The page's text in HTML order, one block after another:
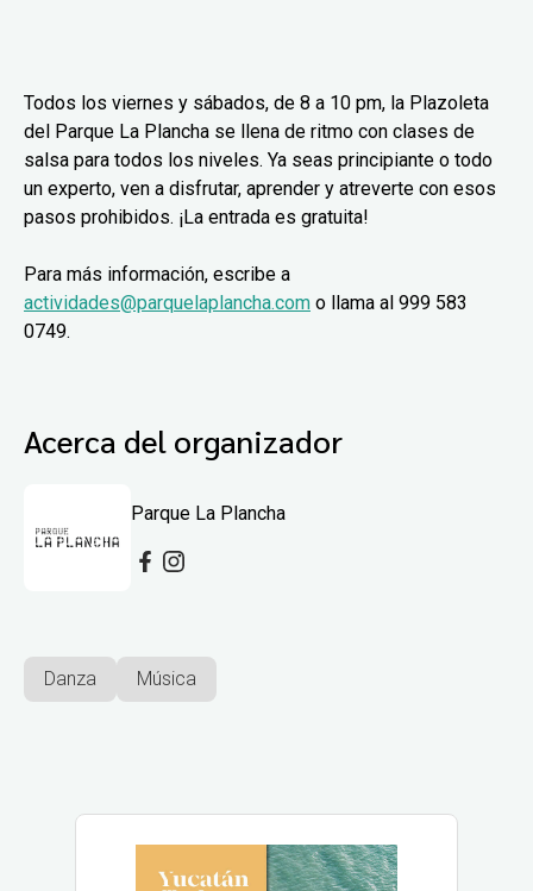
Todos los viernes y sábados, de 8 a 10 pm, la Plazoleta
del Parque La Plancha se llena de ritmo con clases de
salsa para todos los niveles. Ya seas principiante o todo
un experto, ven a disfrutar, aprender y atreverte con esos
pasos prohibidos. ¡La entrada es gratuita!
Para más información, escribe a
actividades@parquelaplancha.com o llama al 999 583
0749.
Acerca del organizador
Parque La Plancha
Danza Música